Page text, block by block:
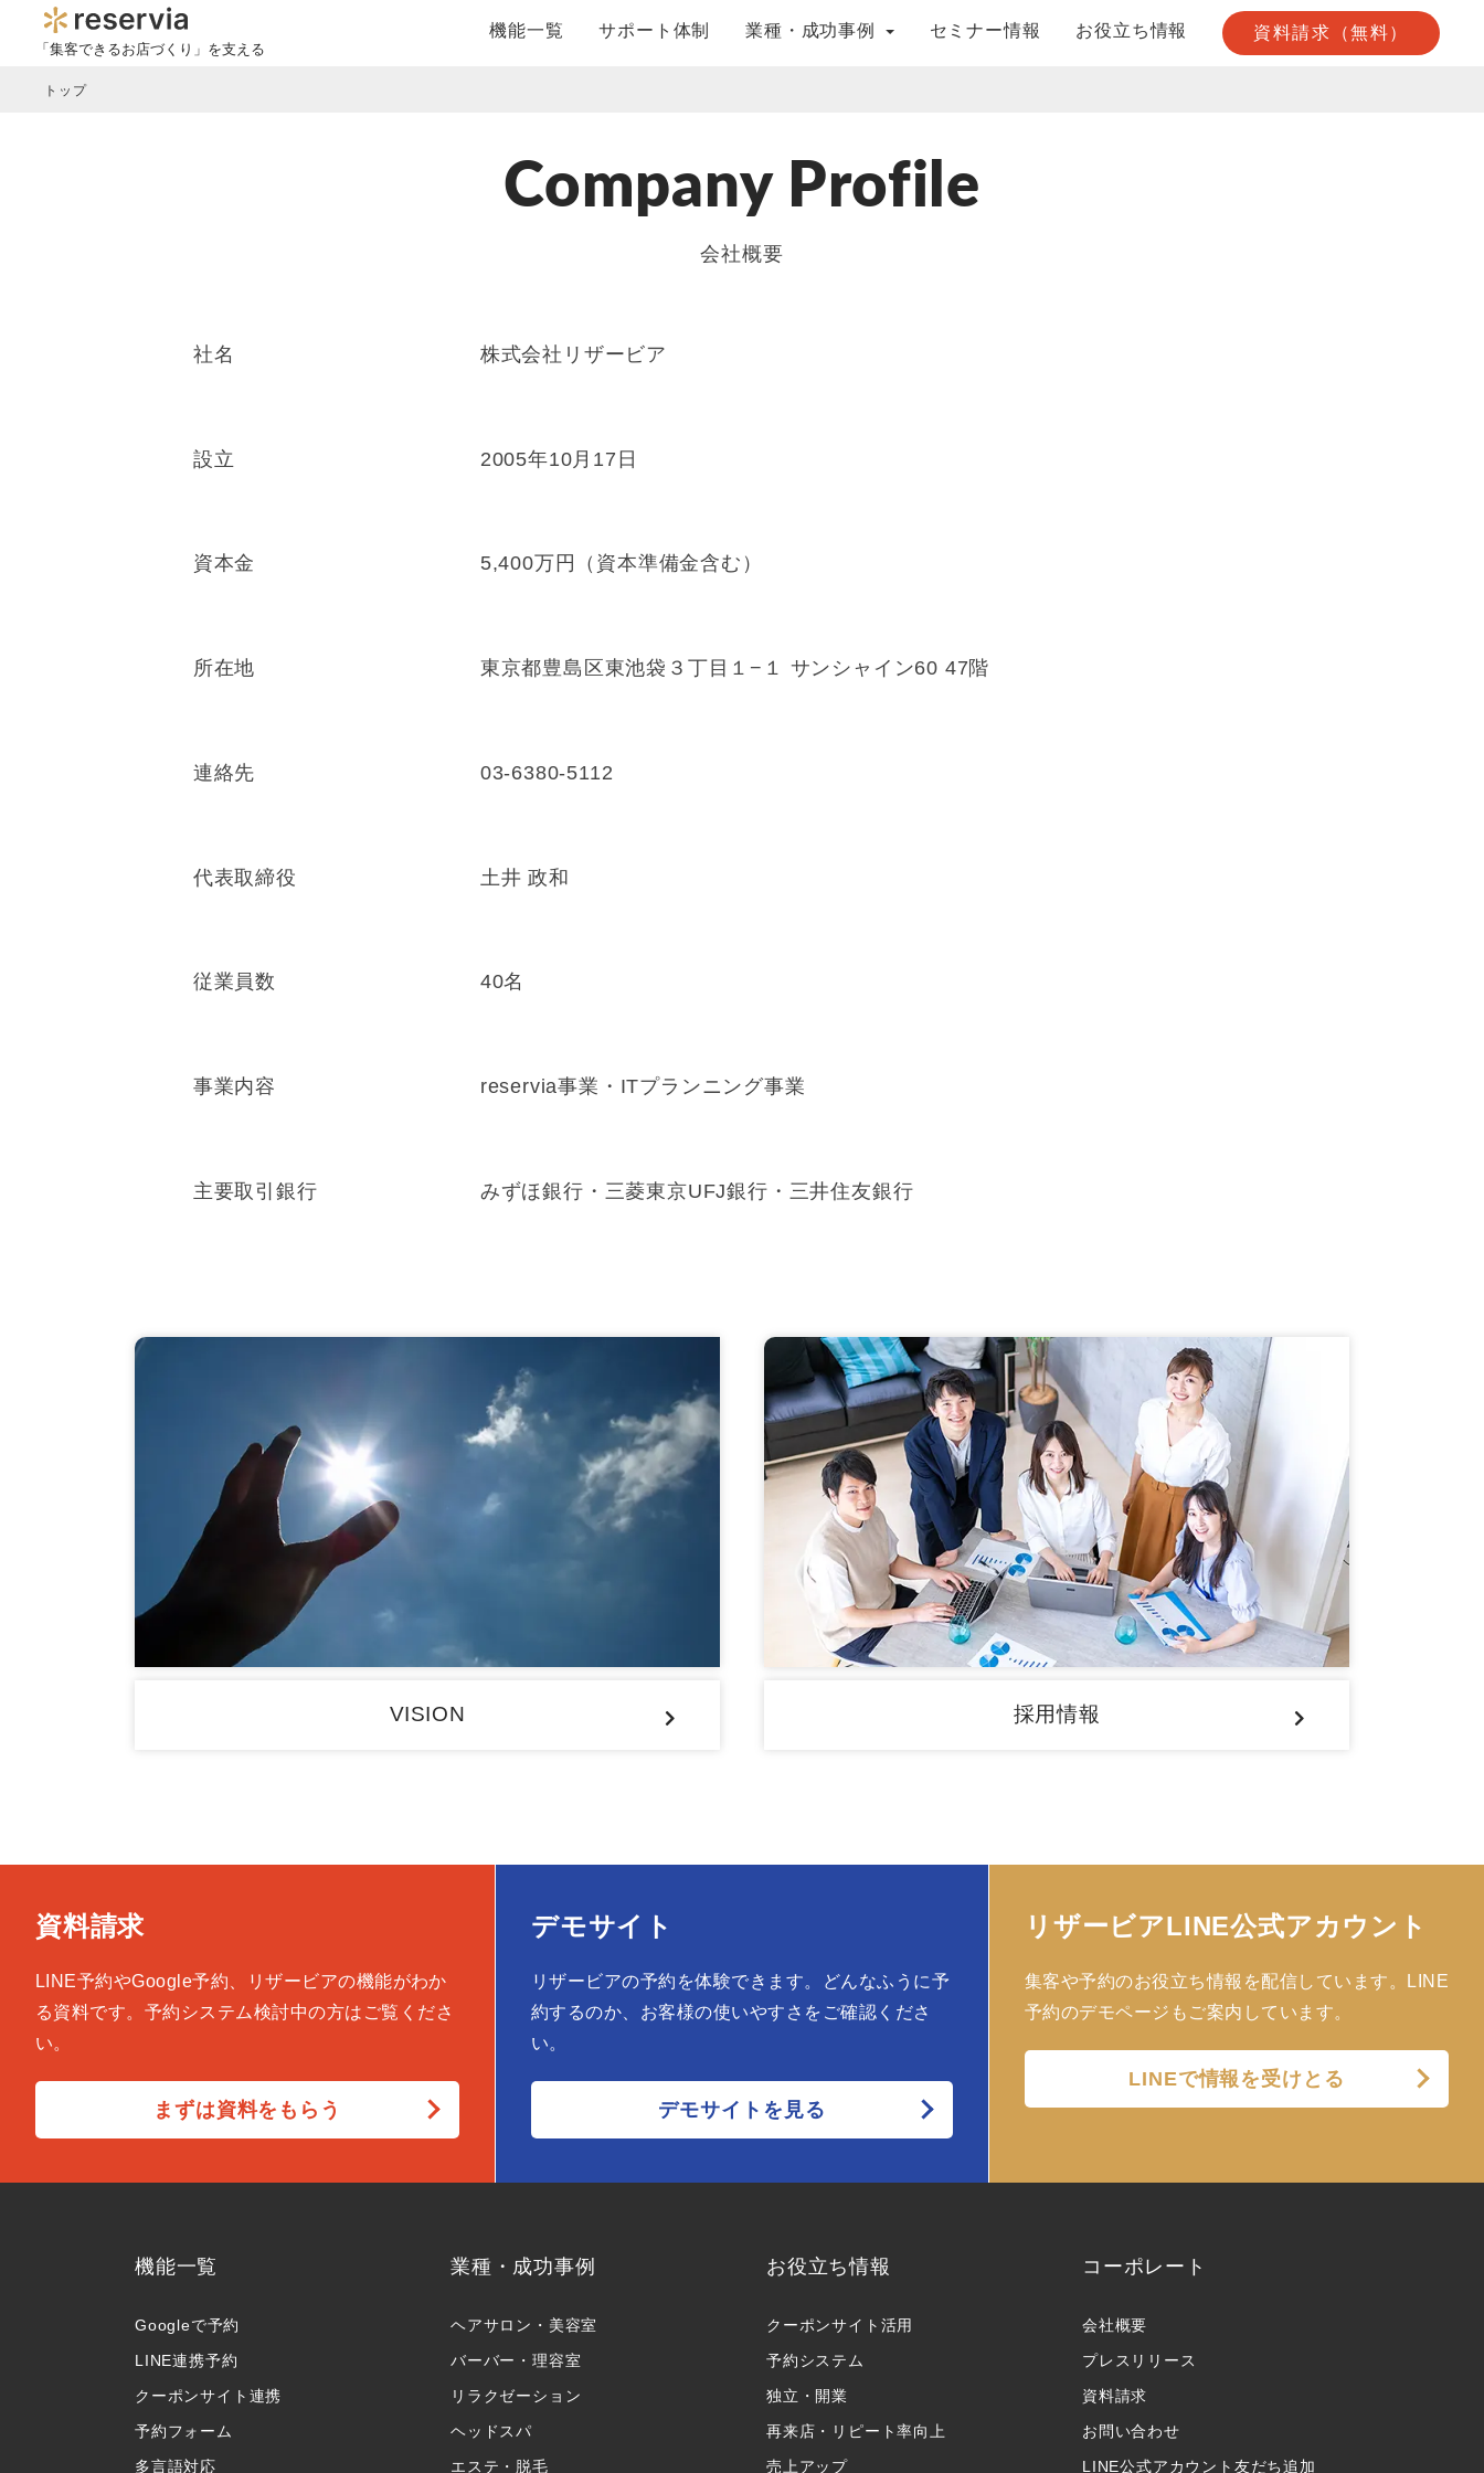
「集客できるお店づくり」を支える
機能一覧 サポート体制 業種・成功事例 セミナー情報 お役立ち情報 資料請求（無料）
トップ
Company Profile
会社概要
社名 株式会社リザービア
設立 2005年10月17日
資本金 5,400万円（資本準備金含む）
所在地 東京都豊島区東池袋３丁目１−１ サンシャイン60 47階
連絡先 03-6380-5112
代表取締役 土井 政和
従業員数 40名
事業内容 reservia事業・ITプランニング事業
主要取引銀行 みずほ銀行・三菱東京UFJ銀行・三井住友銀行
VISION 採用情報
資料請求
LINE予約やGoogle予約、リザービアの機能がわか
る資料です。予約システム検討中の方はご覧くださ
い。
まずは資料をもらう
デモサイト
リザービアの予約を体験できます。どんなふうに予
約するのか、お客様の使いやすさをご確認くださ
い。
デモサイトを見る
リザービアLINE公式アカウント
集客や予約のお役立ち情報を配信しています。LINE
予約のデモページもご案内しています。
LINEで情報を受けとる
機能一覧
Googleで予約
LINE連携予約
クーポンサイト連携
予約フォーム
多言語対応
業種・成功事例
ヘアサロン・美容室
バーバー・理容室
リラクゼーション
ヘッドスパ
エステ・脱毛
お役立ち情報
クーポンサイト活用
予約システム
独立・開業
再来店・リピート率向上
売上アップ
コーポレート
会社概要
プレスリリース
資料請求
お問い合わせ
LINE公式アカウント友だち追加